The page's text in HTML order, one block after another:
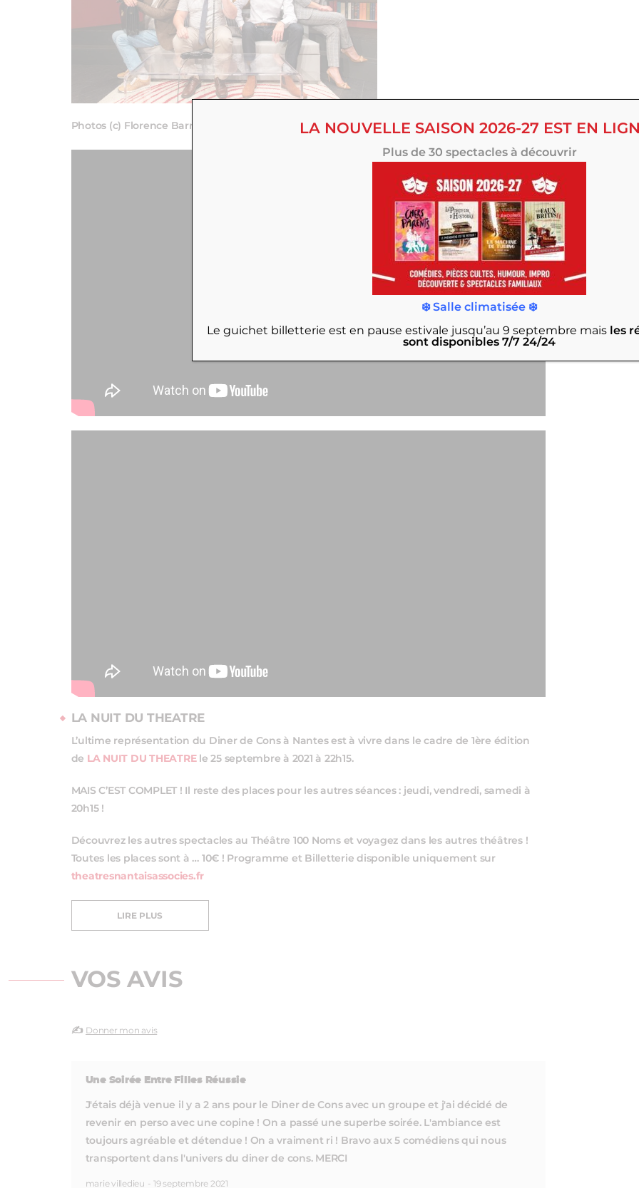
Photos (c) Florence Barreau
LA NUIT DU THEATRE
L’ultime représentation du Diner de Cons à Nantes est à vivre dans le cadre de 1ère édition
de LA NUIT DU THEATRE le 25 septembre à 2021 à 22h15.
MAIS C’EST COMPLET ! Il reste des places pour les autres séances : jeudi, vendredi, samedi à
20h15 !
Découvrez les autres spectacles au Théâtre 100 Noms et voyagez dans les autres théâtres !
Toutes les places sont à … 10€ ! Programme et Billetterie disponible uniquement sur
theatresnantaisassocies.fr
LIRE PLUS
VOS AVIS
✍️ Donner mon avis
Une Soirée Entre Filles Réussie
J'étais déjà venue il y a 2 ans pour le Diner de Cons avec un groupe et j'ai décidé de
revenir en perso avec une copine ! On a passé une superbe soirée. L'ambiance est
toujours agréable et détendue ! On a vraiment ri ! Bravo aux 5 comédiens qui nous
transportent dans l'univers du diner de cons. MERCI
marie villedieu - 19 septembre 2021
LA NOUVELLE SAISON 2026-27 EST EN
Plus de 30 spectacles à découvrir
❄️ Salle climatisée ❄️
Le guichet billetterie est en pause estivale jusqu’au 9 septembre maisles
sont disponibles 7/7 24/24